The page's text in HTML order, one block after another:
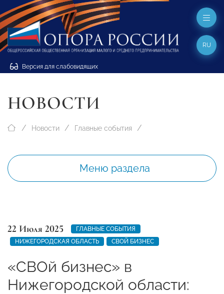
Версия для слабовидящих
RU
НОВОСТИ
Новости Главные события
Меню раздела
22 Июля 2025
ГЛАВНЫЕ СОБЫТИЯ
НИЖЕГОРОДСКАЯ ОБЛАСТЬ
СВОЙ БИЗНЕС
«СВОй бизнес» в
Нижегородской области: